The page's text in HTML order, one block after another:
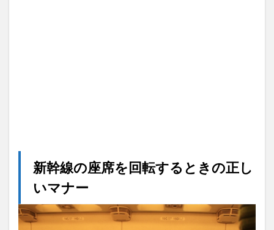
4.3
降り
ると
きは
元に
戻し
新幹線の座席を回転するときの正し
いマナー